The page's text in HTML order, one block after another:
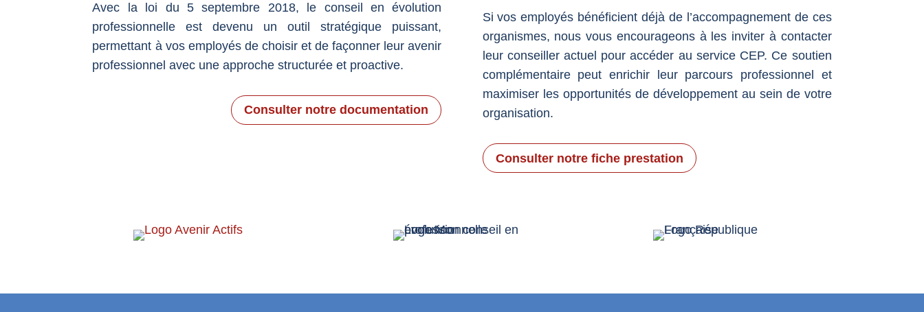
Avec la loi du 5 septembre 2018, le conseil en évolution
professionnelle est devenu un outil stratégique puissant,
permettant à vos employés de choisir et de façonner leur avenir
professionnel avec une approche structurée et proactive.
Consulter notre documentation
Si vos employés bénéficient déjà de l’accompagnement de ces
organismes, nous vous encourageons à les inviter à contacter
leur conseiller actuel pour accéder au service CEP. Ce soutien
complémentaire peut enrichir leur parcours professionnel et
maximiser les opportunités de développement au sein de votre
organisation.
Consulter notre fiche prestation